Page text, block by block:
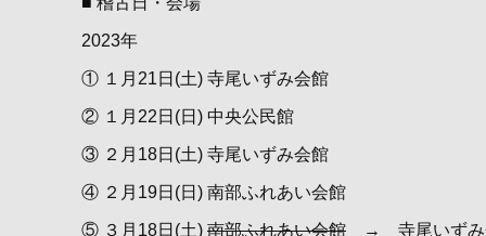
2023年
① １月21日(土) 寺尾いずみ会館
② １月22日(日) 中央公民館
③ ２月18日(土) 寺尾いずみ会館
④ ２月19日(日) 南部ふれあい会館
⑤ ３月18日(土) 南部ふれあい会館 → 寺尾いずみ